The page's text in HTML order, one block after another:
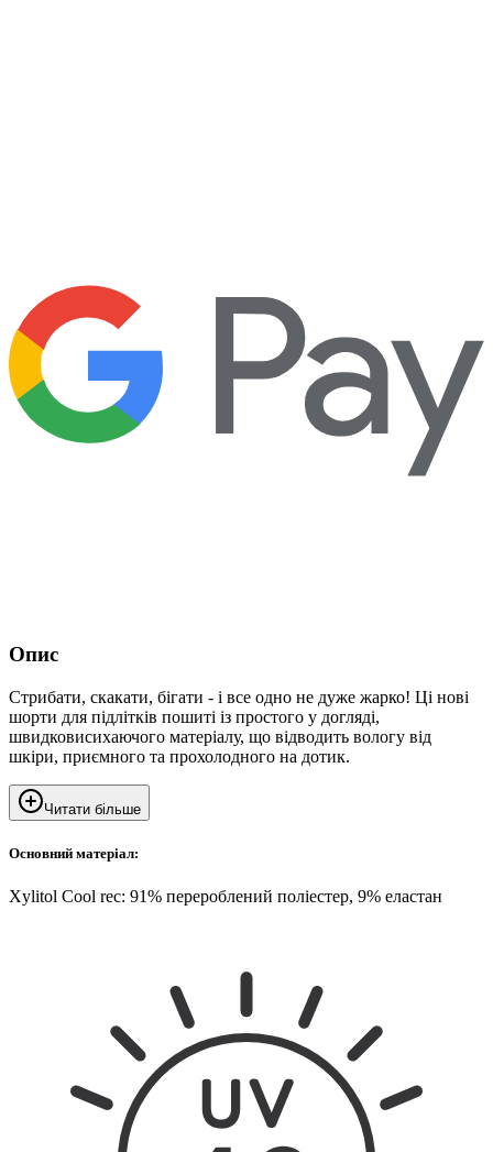
Опис
Стрибати, скакати, бігати - і все одно не дуже жарко! Ці нові
шорти для підлітків пошиті із простого у догляді,
швидковисихаючого матеріалу, що відводить вологу від
шкіри, приємного та прохолодного на дотик.
Читати більше
Основний матеріал:
Xylitol Cool rec: 91% перероблений поліестер, 9% еластан